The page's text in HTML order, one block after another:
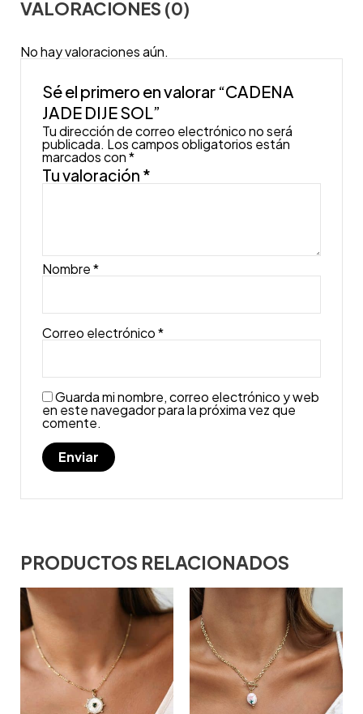
VALORACIONES (0)
No hay valoraciones aún.
Sé el primero en valorar “CADENA
JADE DIJE SOL”
Tu dirección de correo electrónico no será
publicada. Los campos obligatorios están
marcados con*
Tu valoración *
Nombre*
Correo electrónico*
Guarda mi nombre, correo electrónico y web
en este navegador para la próxima vez que
comente.
PRODUCTOS RELACIONADOS